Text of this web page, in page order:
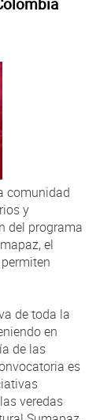
comunidad
y
del programa
el
de toda la
en
de las
es
veredas